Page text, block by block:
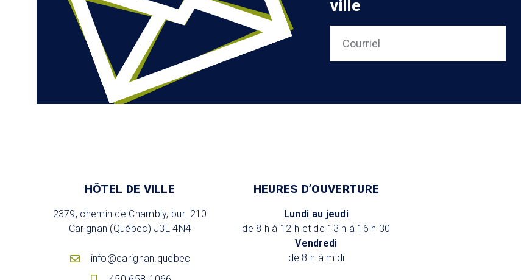
ville
HÔTEL DE VILLE
2379, chemin de Chambly, bur. 210
Carignan (Québec) J3L 4N4
info@carignan.quebec
HEURES D’OUVERTURE
Lundi au jeudi
de 8 h à 12 h et de 13 h à 16 h 30
Vendredi
de 8 h à midi